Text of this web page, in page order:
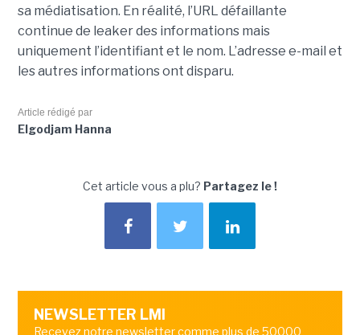
sa médiatisation. En réalité, l’URL défaillante
continue de leaker des informations mais
uniquement l’identifiant et le nom. L’adresse e-mail et
les autres informations ont disparu.
Article rédigé par
Elgodjam Hanna
Cet article vous a plu? Partagez le !
NEWSLETTER LMI
Recevez notre newsletter comme plus de 50000